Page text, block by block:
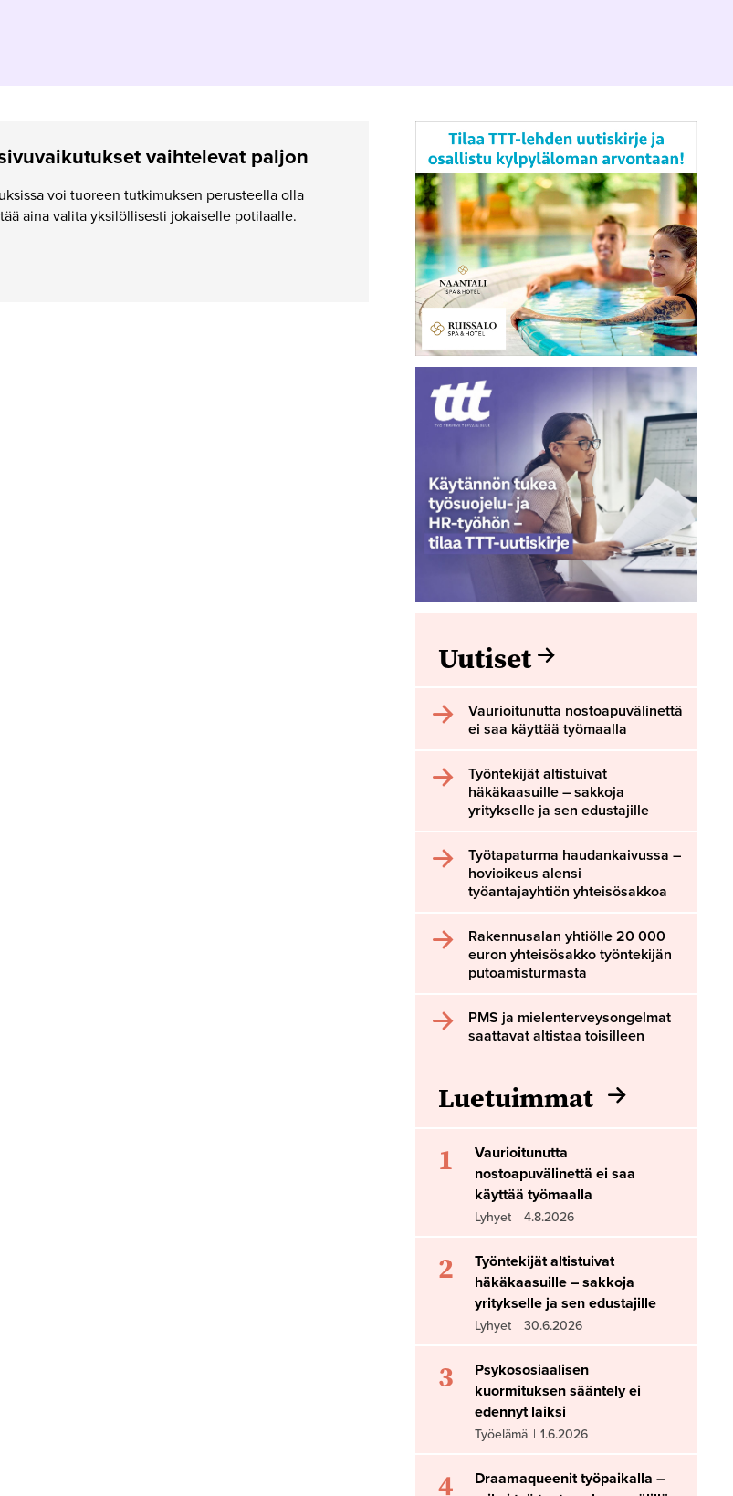
vaihtelevat paljon
voi tuoreen tutkimuksen perusteella olla
aina valita yksilöllisesti jokaiselle potilaalle.
Uutiset
Vaurioitunutta nostoapuvälinettä
ei saa käyttää työmaalla
Työntekijät altistuivat
häkäkaasuille – sakkoja
yritykselle ja sen edustajille
Työtapaturma haudankaivussa –
hovioikeus alensi
työantajayhtiön yhteisösakkoa
Rakennusalan yhtiölle 20 000
euron yhteisösakko työntekijän
putoamisturmasta
PMS ja mielenterveysongelmat
saattavat altistaa toisilleen
Luetuimmat
1
Vaurioitunutta
nostoapuvälinettä ei saa
käyttää työmaalla
Lyhyet | 4.8.2026
2
Työntekijät altistuivat
häkäkaasuille – sakkoja
yritykselle ja sen edustajille
Lyhyet | 30.6.2026
3
Psykososiaalisen
kuormituksen sääntely ei
edennyt laiksi
Työelämä | 1.6.2026
4
Draamaqueenit työpaikalla –